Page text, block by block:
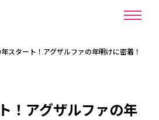
スタート！アグザルファの年明けに密着！
！アグザルファの年